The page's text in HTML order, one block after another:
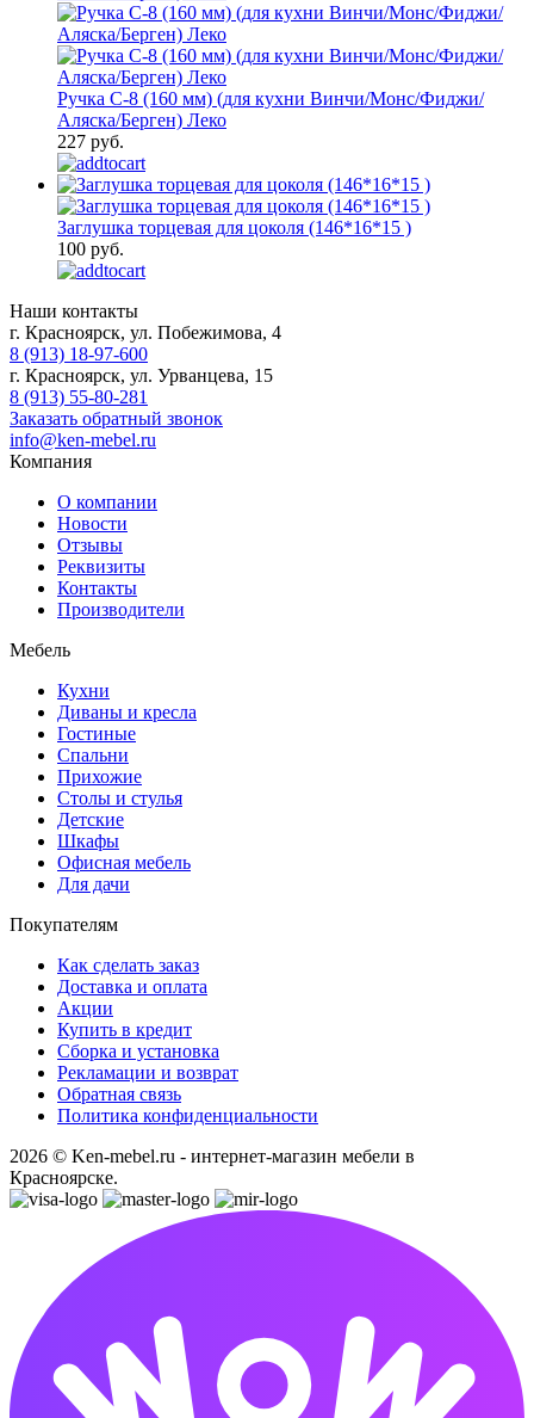
Ручка С-8 (160 мм) (для кухни Винчи/Монс/Фиджи/
Аляска/Берген) Леко
227 руб.
Заглушка торцевая для цоколя (146*16*15 )
100 руб.
Наши контакты
г. Красноярск, ул. Побежимова, 4
8 (913) 18-97-600
г. Красноярск, ул. Урванцева, 15
8 (913) 55-80-281
Заказать обратный звонок
info@ken-mebel.ru
Компания
О компании
Новости
Отзывы
Реквизиты
Контакты
Производители
Мебель
Кухни
Диваны и кресла
Гостиные
Спальни
Прихожие
Столы и стулья
Детские
Шкафы
Офисная мебель
Для дачи
Покупателям
Как сделать заказ
Доставка и оплата
Акции
Купить в кредит
Сборка и установка
Рекламации и возврат
Обратная связь
Политика конфиденциальности
2026 © Ken-mebel.ru - интернет-магазин мебели в
Красноярске.